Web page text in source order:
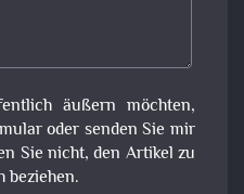
äußern möchten,
oder senden Sie mir
Sie nicht, den Artikel zu
beziehen.